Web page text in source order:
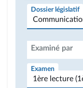
Dossier législatif
Examiné par
Examen